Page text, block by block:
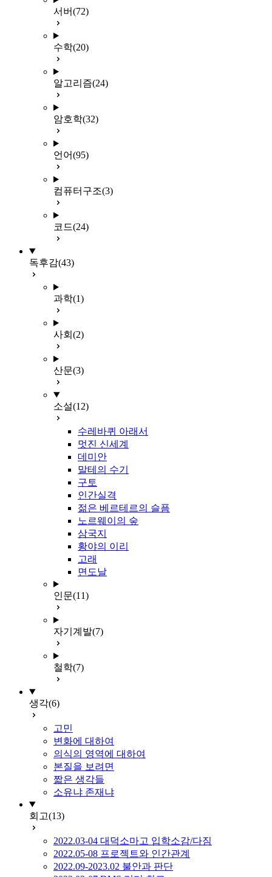
서버(72)
수학(20)
알고리즘(24)
암호학(32)
언어(95)
컴퓨터구조(3)
코드(24)
독후감(43)
과학(1)
사회 (2)
산문(3)
소설(12)
수레바퀴 아래서
멋진 신세계
데미안
말테의 수기
구토
인간실격
젊은 베르테르의 슬픔
노르웨이의 숲
삼국지
황야의 이리
고래
면도날
인문(11)
자기계발(7)
철학(7)
생각(6)
고민
변화에 대하여
의식의 영역에 대하여
본질을 보려면
짧은 생각들
소유냐 존재냐
회고(13)
2022.03-04 대덕소마고 입학소감/다짐
2022.05-08 프로젝트와 인간관계
2022.09-2023.02 불안과 판단